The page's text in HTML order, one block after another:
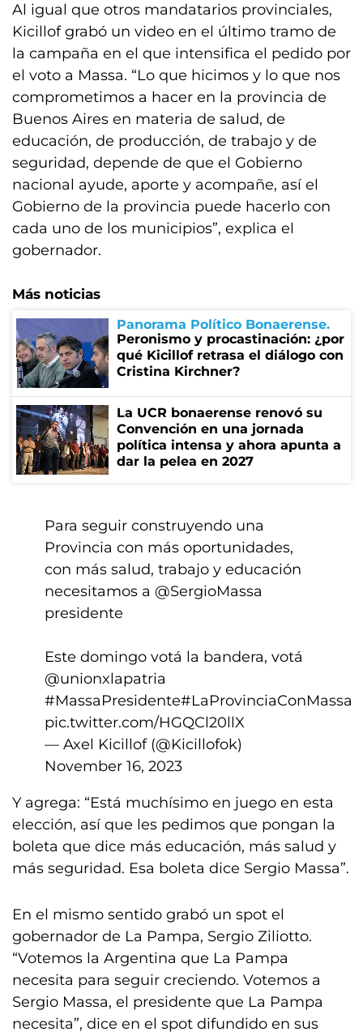
Al igual que otros mandatarios provinciales,
Kicillof grabó un video en el último tramo de
la campaña en el que intensifica el pedido por
el voto a Massa. “Lo que hicimos y lo que nos
comprometimos a hacer en la provincia de
Buenos Aires en materia de salud, de
educación, de producción, de trabajo y de
seguridad, depende de que el Gobierno
nacional ayude, aporte y acompañe, así el
Gobierno de la provincia puede hacerlo con
cada uno de los municipios”, explica el
gobernador.
Más noticias
Panorama Político Bonaerense
Peronismo y procastinación: ¿por
qué Kicillof retrasa el diálogo con
Cristina Kirchner?
La UCR bonaerense renovó su
Convención en una jornada
política intensa y ahora apunta a
dar la pelea en 2027
Para seguir construyendo una
Provincia con más oportunidades,
con más salud, trabajo y educación
necesitamos a @SergioMassa
presidente
Este domingo votá la bandera, votá
@unionxlapatria
#MassaPresidente#LaProvinciaConMassa
pic.twitter.com/HGQCl20llX
— Axel Kicillof (@Kicillofok)
November 16, 2023
Y agrega: “Está muchísimo en juego en esta
elección, así que les pedimos que pongan la
boleta que dice más educación, más salud y
más seguridad. Esa boleta dice Sergio Massa”.
En el mismo sentido grabó un spot el
gobernador de La Pampa, Sergio Ziliotto.
“Votemos la Argentina que La Pampa
necesita para seguir creciendo. Votemos a
Sergio Massa, el presidente que La Pampa
necesita”, dice en el spot difundido en sus